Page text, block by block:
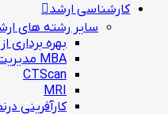
کارشناسی ارشد
سایر رشته های
بهره
MBA مدیریت دارو
CTScan
MRI
کارآفرینی